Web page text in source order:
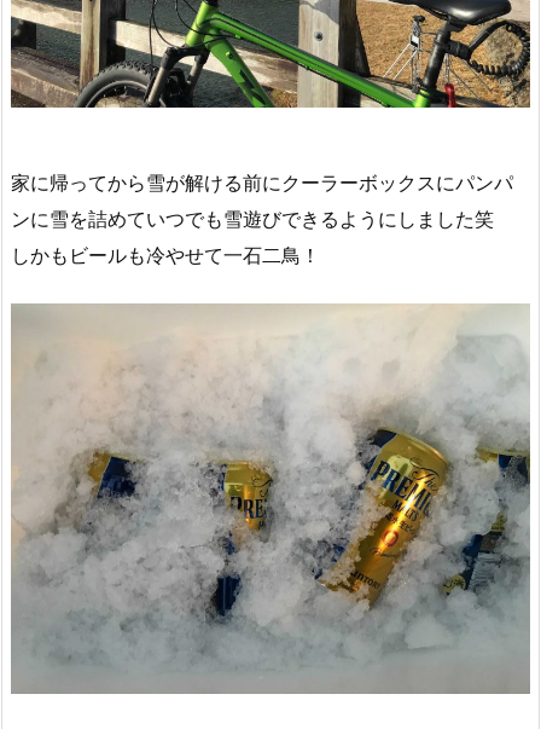
家に帰ってから雪が解ける前にクーラーボックスにパンパ
ンに雪を詰めていつでも雪遊びできるようにしました笑
しかもビールも冷やせて一石二鳥！